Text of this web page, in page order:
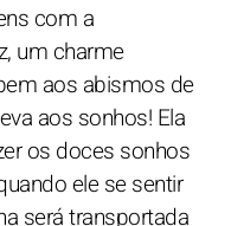
com a
um charme
aos abismos de
aos sonhos! Ela
os doces sonhos
ele se sentir
será transportada